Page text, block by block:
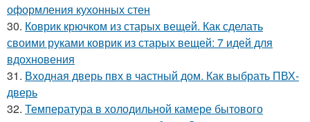
оформления кухонных стен
30. Коврик крючком из старых вещей. Как сделать
своими руками коврик из старых вещей: 7 идей для
вдохновения
31. Входная дверь пвх в частный дом. Как выбрать ПВХ-
дверь
32. Температура в холодильной камере бытового